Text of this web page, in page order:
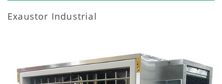
Exaustor Industrial